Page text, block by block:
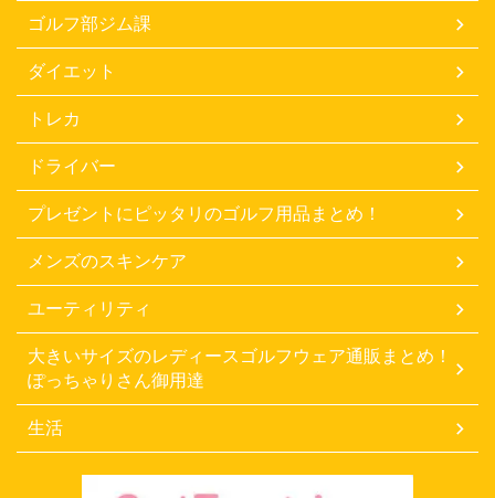
ゴルフ部ジム課
ダイエット
トレカ
ドライバー
プレゼントにピッタリのゴルフ用品まとめ！
メンズのスキンケア
ユーティリティ
大きいサイズのレディースゴルフウェア通販まとめ！
ぽっちゃりさん御用達
生活